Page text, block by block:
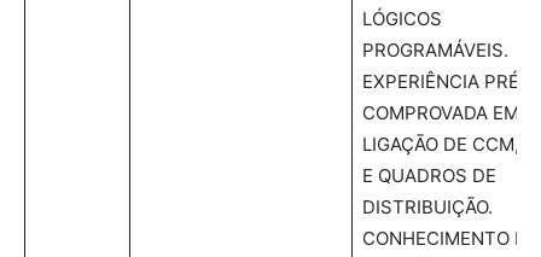
LÓGICOS
PROGRAMÁVEIS.
EXPERIÊNCIA
COMPROVADA EM
LIGAÇÃO DE CCM,
E QUADROS DE
DISTRIBUIÇÃO.
CONHECIMENTO EM